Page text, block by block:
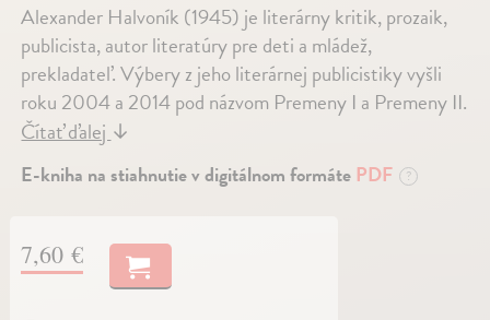
Alexander Halvoník (1945) je literárny kritik, prozaik,
publicista, autor literatúry pre deti a mládež,
prekladateľ. Výbery z jeho literárnej publicistiky vyšli
roku 2004 a 2014 pod názvom Premeny I a Premeny II.
Čítať ďalej↓
E-kniha na stiahnutie v digitálnom formáte PDF ?
7,60 €